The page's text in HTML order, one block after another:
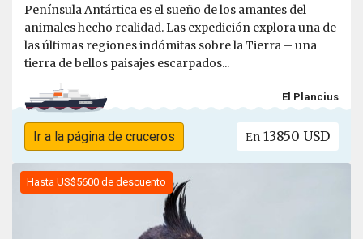
Península Antártica es el sueño de los amantes del
animales hecho realidad. Las expedición explora una de
las últimas regiones indómitas sobre la Tierra – una
tierra de bellos paisajes escarpados...
El Plancius
Ir a la página de cruceros En 13850 USD
Hasta US$5600 de descuento